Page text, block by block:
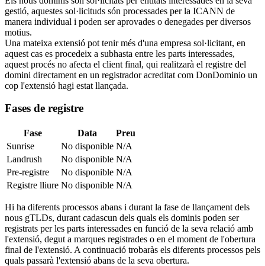
gestió, aquestes sol·licituds són processades per la ICANN de
manera individual i poden ser aprovades o denegades per diversos
motius.
Una mateixa extensió pot tenir més d'una empresa sol·licitant, en
aquest cas es procedeix a subhasta entre les parts interessades,
aquest procés no afecta el client final, qui realitzarà el registre del
domini directament en un registrador acreditat com DonDominio un
cop l'extensió hagi estat llançada.
Fases de registre
Fase Data
Preu
Sunrise
No disponible N/A
Landrush
No disponible N/A
Pre-registre
No disponible N/A
Registre lliure No disponible N/A
Hi ha diferents processos abans i durant la fase de llançament dels
nous gTLDs, durant cadascun dels quals els dominis poden ser
registrats per les parts interessades en funció de la seva relació amb
l'extensió, degut a marques registrades o en el moment de l'obertura
final de l'extensió. A continuació trobaràs els diferents processos pels
quals passarà l'extensió abans de la seva obertura.